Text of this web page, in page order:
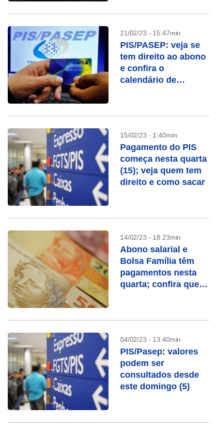
21/02/23 - 15:47min
PIS/PASEP: veja se
tem direito ao abono
e confira o
calendário de
15/02/23 - 1:40min
Pagamento do PIS
começa nesta quarta
(15); veja quem tem
direito e como sacar
14/02/23 - 18:23min
Abono salarial e
Bolsa Família têm
pagamentos nesta
quarta; confira quem
04/02/23 - 13:40min
PIS/Pasep: valores
podem ser
consultados desde
este domingo (5)